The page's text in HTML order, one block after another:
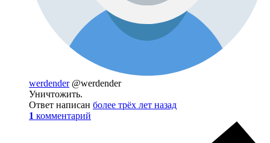
werdender @werdender
Уничтожить.
Ответ написан более трёх лет назад
1 комментарий